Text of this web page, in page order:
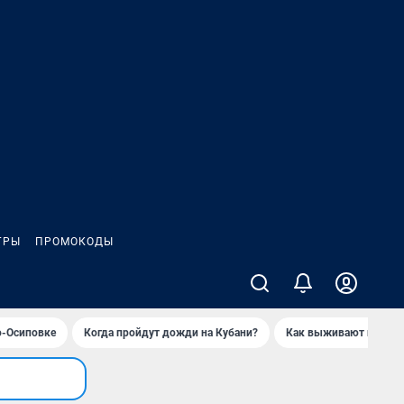
ПРОМОКОДЫ
Осиповке Когда пройдут дожди на Кубани? Как выживают